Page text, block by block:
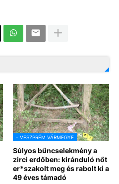
- VESZPRÉM VÁRMEGYE
Súlyos bűncselekmény a
zirci erdőben: kiránduló nőt
er*szakolt meg és rabolt ki a
49 éves támadó